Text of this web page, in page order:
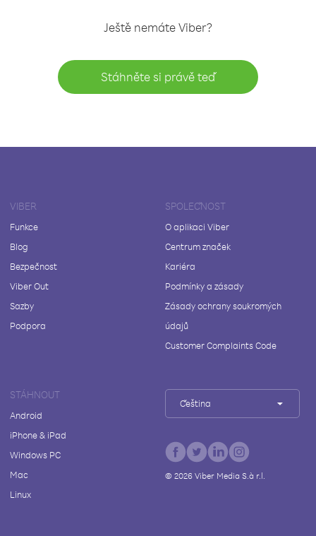
Ještě nemáte Viber?
Stáhněte si právě teď
VIBER
Funkce
Blog
Bezpečnost
Viber Out
Sazby
Podpora
SPOLEČNOST
O aplikaci Viber
Centrum značek
Kariéra
Podmínky a zásady
Zásady ochrany soukromých
údajů
Customer Complaints Code
STÁHNOUT
Android
iPhone & iPad
Windows PC
Mac
Linux
Čeština
© 2026Viber Media S.à r.l.